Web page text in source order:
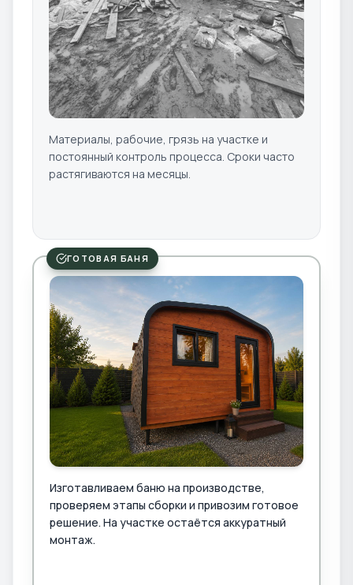
Материалы, рабочие, грязь на участке и
постоянный контроль процесса. Сроки часто
растягиваются на месяцы.
ГОТОВАЯ БАНЯ
Изготавливаем баню на производстве,
проверяем этапы сборки и привозим готовое
решение. На участке остаётся аккуратный
монтаж.